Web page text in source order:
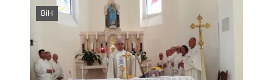
BiH